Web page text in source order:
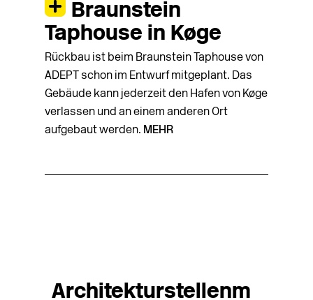
Braunstein
Taphouse in Køge
Rückbau ist beim Braunstein Taphouse von
ADEPT schon im Entwurf mitgeplant. Das
Gebäude kann jederzeit den Hafen von Køge
verlassen und an einem anderen Ort
aufgebaut werden. MEHR
Architekturstellenm